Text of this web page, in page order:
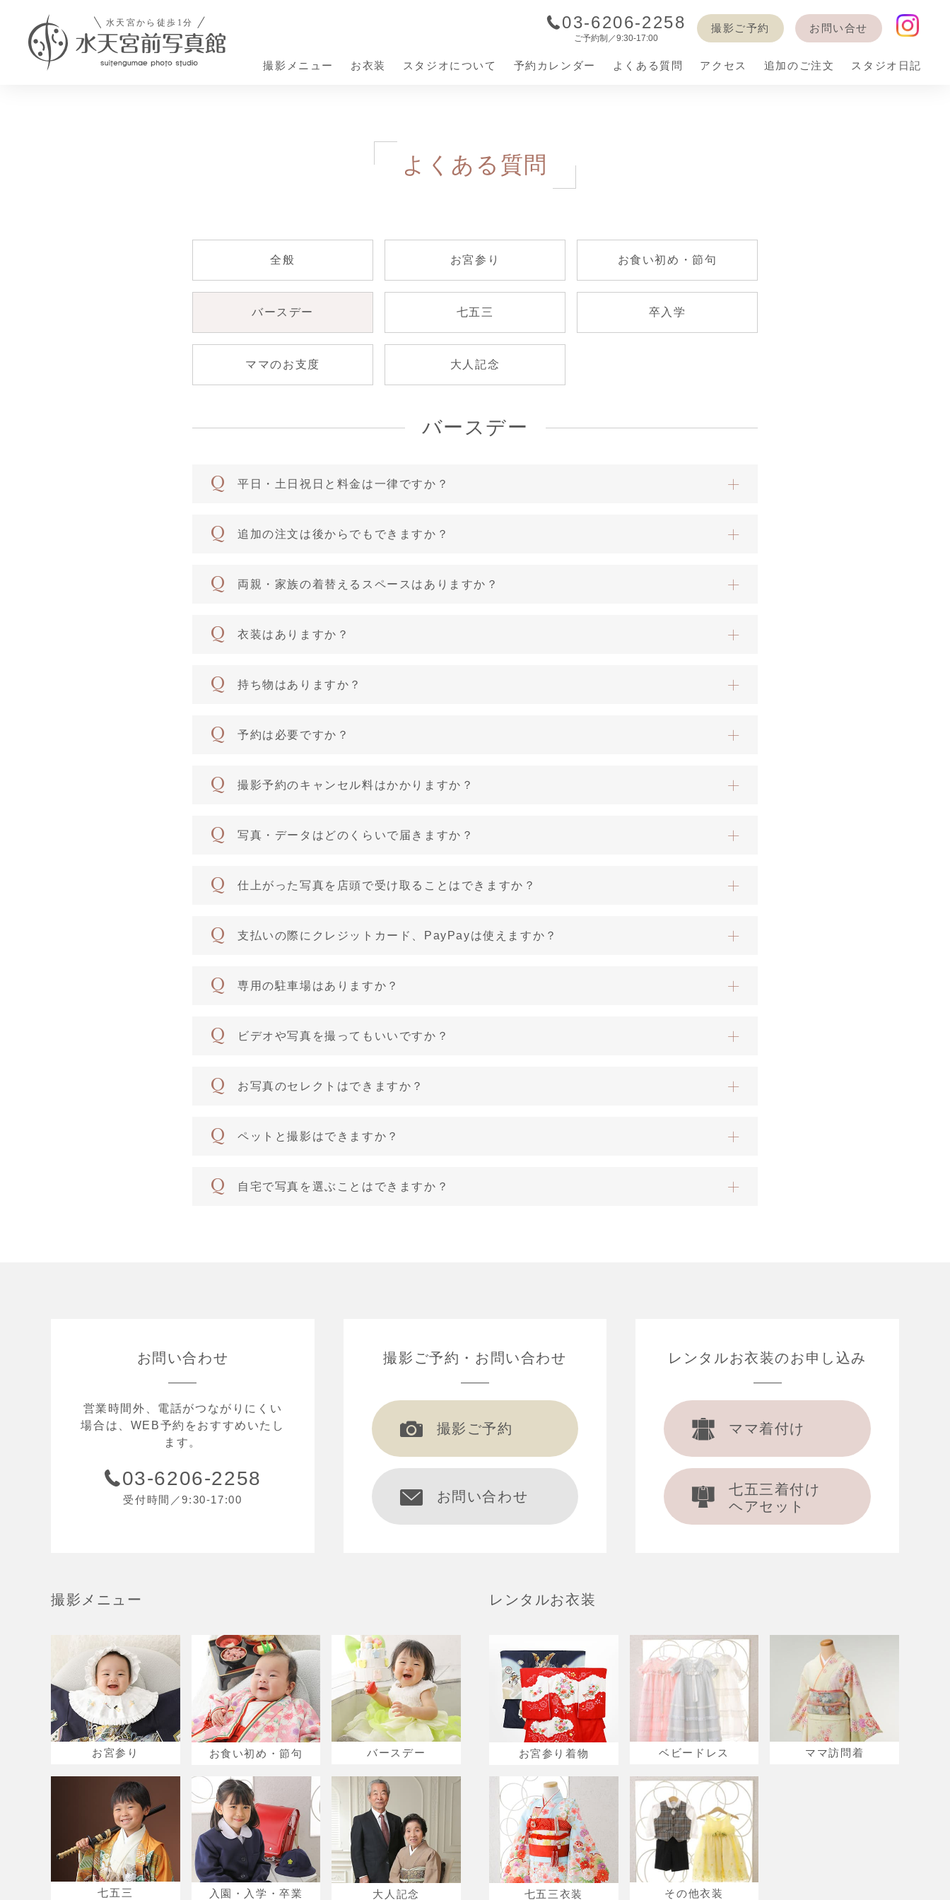
03-6206-2258
ご予約制／9:30-17:00
撮影ご予約 お問い合せ
撮影メニュー
入園・入学・卒業 大人記念
お衣装
その他衣装
スタジオについて 予約カレンダー よくある質問 アクセス 追加のご注文 スタジオ日記
よくある質問
全般 お宮参り お食い初め・節句
バースデー 七五三 卒入学
ママのお支度 大人記念
バースデー
平日・土日祝日と料金は一律ですか？
追加の注文は後からでもできますか？
両親・家族の着替えるスペースはありますか？
衣装はありますか？
持ち物はありますか？
予約は必要ですか？
撮影予約のキャンセル料はかかりますか？
写真・データはどのくらいで届きますか？
仕上がった写真を店頭で受け取ることはできますか？
支払いの際にクレジットカード、PayPayは使えますか？
専用の駐車場はありますか？
ビデオや写真を撮ってもいいですか？
お写真のセレクトはできますか？
ペットと撮影はできますか？
自宅で写真を選ぶことはできますか？
お問い合わせ
営業時間外、電話がつながりにくい
場合は、WEB予約をおすすめいたし
ます。
03-6206-2258
受付時間／9:30-17:00
撮影ご予約 お問い合わせ
撮影ご予約
お問い合わせ
レンタルお衣装の お申し込み
ママ着付け
七五三着付け
ヘアセット
撮影メニュー
お宮参り お食い初め・節句 バースデー
七五三 入園・入学・卒業 大人記念
レンタルお衣装
お宮参り着物 ベビードレス ママ訪問着
七五三衣装 その他衣装